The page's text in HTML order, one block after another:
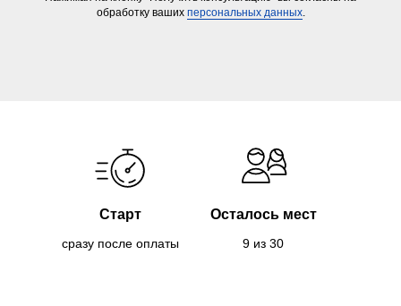
обработку ваших персональных данных.
сразу после оплаты 9 из 30
Старт Осталось мест